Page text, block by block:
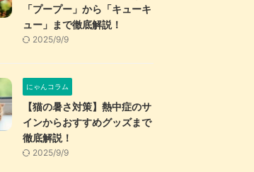
「プープー」から「キューキ
ュー」まで徹底解説！
2025/9/9
にゃんコラム
【猫の暑さ対策】熱中症のサ
インからおすすめグッズまで
徹底解説！
2025/9/9